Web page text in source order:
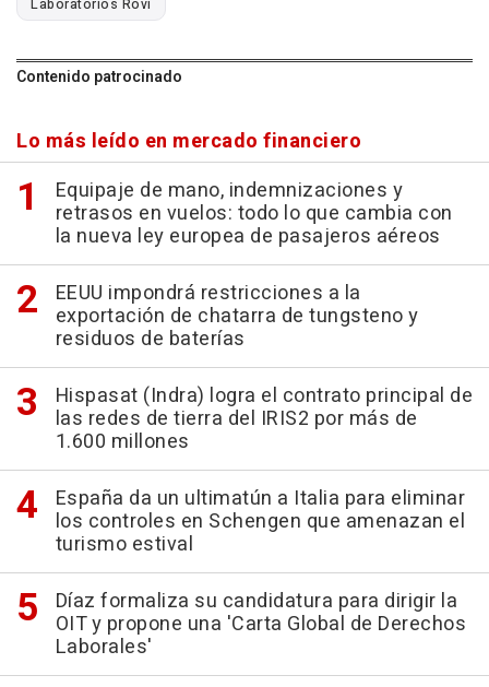
Laboratorios Rovi
Contenido patrocinado
Lo más leído en mercado financiero
Equipaje de mano, indemnizaciones y
retrasos en vuelos: todo lo que cambia con
la nueva ley europea de pasajeros aéreos
EEUU impondrá restricciones a la
exportación de chatarra de tungsteno y
residuos de baterías
Hispasat (Indra) logra el contrato principal de
las redes de tierra del IRIS2 por más de
1.600 millones
España da un ultimatún a Italia para eliminar
los controles en Schengen que amenazan el
turismo estival
Díaz formaliza su candidatura para dirigir la
OIT y propone una 'Carta Global de Derechos
Laborales'